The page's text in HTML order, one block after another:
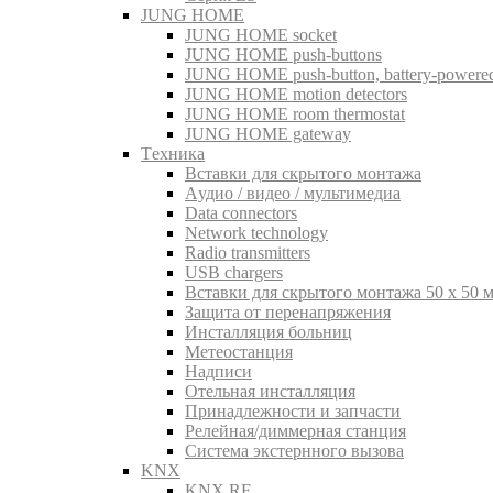
JUNG HOME
JUNG HOME socket
JUNG HOME push-buttons
JUNG HOME push-button, battery-
JUNG HOME motion detectors
JUNG HOME room thermostat
JUNG HOME gateway
Tехника
Вставки для скрытого монтажа
Aудио / видео / мультимедиа
Data connectors
Network technology
Radio transmitters
USB chargers
Вставки для скрытого монтажа 50 x 50
Защита от перенапряжения
Инсталляция больниц
Метеостанция
Надписи
Отельная инсталляция
Принадлежности и запчасти
Релейная/диммерная станция
Система экстернного вызова
KNX